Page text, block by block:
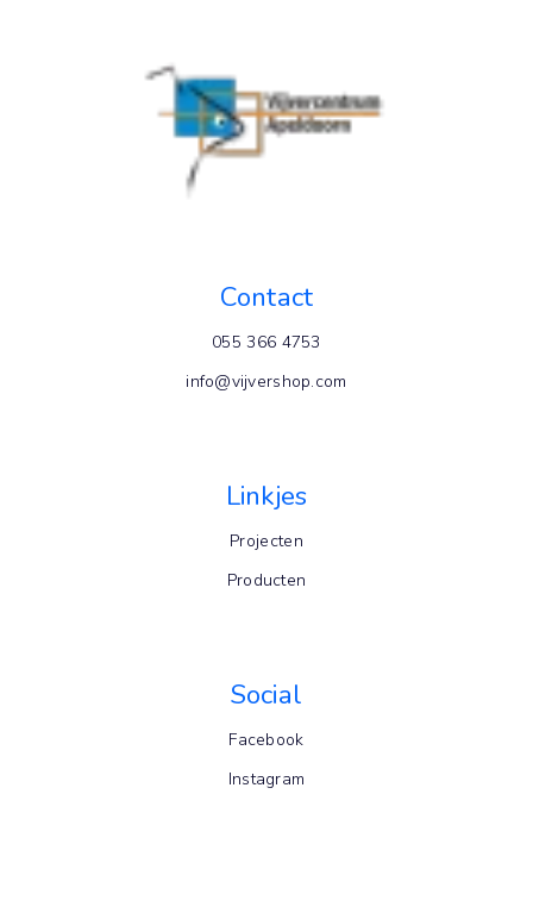
Contact
055 366 4753
info@vijvershop.com
Linkjes
Projecten
Producten
Social
Facebook
Instagram